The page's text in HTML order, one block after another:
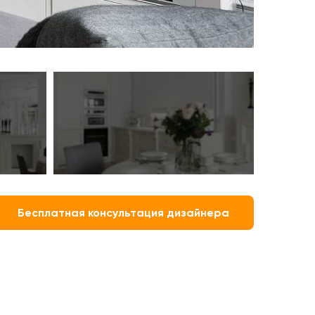
Бесплатная консультация дизайнера